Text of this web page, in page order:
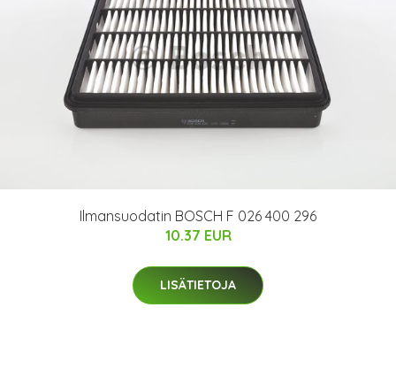
Ilmansuodatin BOSCH F 026 400 296
10.37 EUR
LISÄTIETOJA